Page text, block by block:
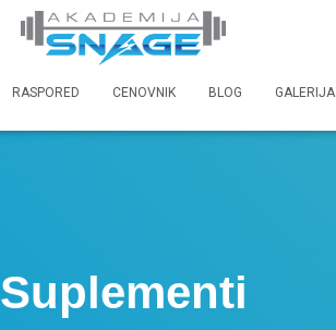
RASPORED CENOVNIK BLOG GALERIJA
Suplementi